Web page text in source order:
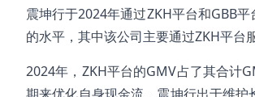
震坤行于2024年通过ZKH平台和GBB
的水平，其中该公司主要通过ZKH平台
2024年，ZKH平台的GMV占了其合计